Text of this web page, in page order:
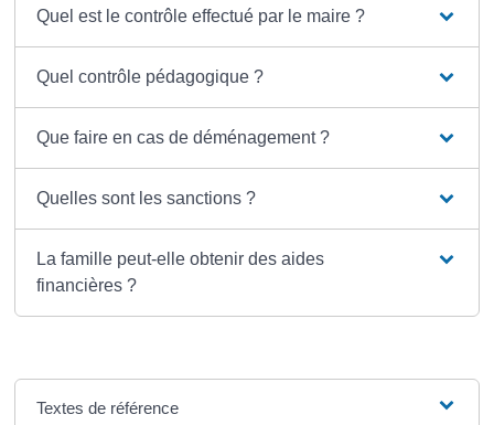
Quel est le contrôle effectué par le maire ?
Quel contrôle pédagogique ?
Que faire en cas de déménagement ?
Quelles sont les sanctions ?
La famille peut-elle obtenir des aides
financières ?
Textes de référence